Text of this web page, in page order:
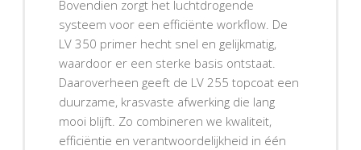
Bovendien zorgt het luchtdrogende
systeem voor een efficiënte workflow. De
LV 350 primer hecht snel en gelijkmatig,
waardoor er een sterke basis ontstaat.
Daaroverheen geeft de LV 255 topcoat een
duurzame, krasvaste afwerking die lang
mooi blijft. Zo combineren we kwaliteit,
efficiëntie en verantwoordelijkheid in één